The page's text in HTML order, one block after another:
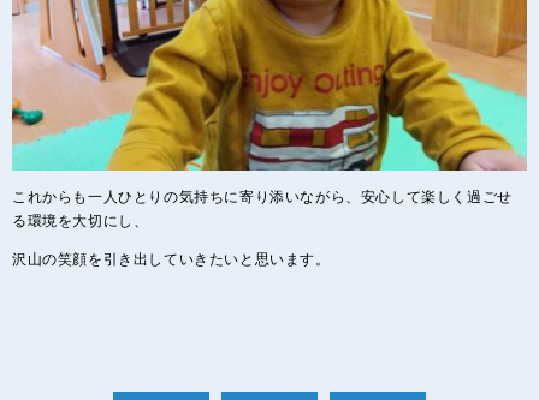
これからも一人ひとりの気持ちに寄り添いながら、安心して楽しく過ごせ
る環境を大切にし、
沢山の笑顔を引き出していきたいと思います。